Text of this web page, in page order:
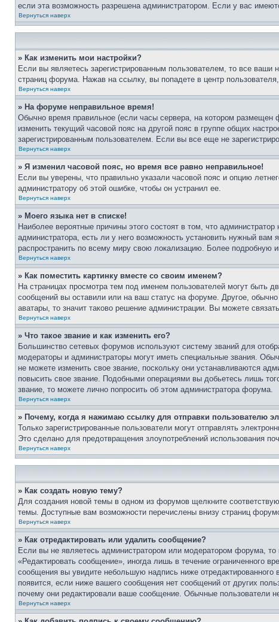
если эта возможность разрешена администратором. Если у вас
Вернуться наверх
» Как изменить мои настройки?
Если вы являетесь зарегистрированным пользователем, то все ваши
страниц форума. Нажав на ссылку, вы попадете в центр
Вернуться наверх
» На форуме неправильное время!
Обычно время правильное (если часы сервера, на котором
изменить текущий часовой пояс на другой пояс в группе общих
зарегистрированным пользователем. Если вы все еще не
Вернуться наверх
» Я изменил часовой пояс, но время все равно неправильное!
Если вы уверены, что правильно указали часовой пояс и опцию
администратору об этой ошибке, чтобы он устранил ее.
Вернуться наверх
» Моего языка нет в списке!
Наиболее вероятные причины этого состоят в том, что
администратора, есть ли у него возможность установить нужный вам
распространить по всему миру свою локализацию. Более подробную
Вернуться наверх
» Как поместить картинку вместе со своим именем?
На страницах просмотра тем под именем пользователей могут быть
сообщений вы оставили или на ваш статус на форуме. Другое,
аватары, то значит таково решение администрации. Вы можете
Вернуться наверх
» Что такое звание и как изменить его?
Большинство сетевых форумов используют систему званий для
модераторы и администраторы могут иметь специальные звания.
не можете изменить свое звание, поскольку они устанавливаются
повысить свое звание. Подобными операциями вы добьетесь лишь
звание, то можете лично попросить об этом администратора форума.
Вернуться наверх
» Почему, когда я нажимаю ссылку для отправки пользователю
Только зарегистрированные пользователи могут отправлять
Это сделано для предотвращения злоупотреблений использования
Вернуться наверх
» Как создать новую тему?
Для создания новой темы в одном из форумов щелкните
темы. Доступные вам возможности перечислены внизу страниц
Вернуться наверх
» Как отредактировать или удалить сообщение?
Если вы не являетесь администратором или модератором форума,
«Редактировать сообщение», иногда лишь в течение ограниченного
сообщения вы увидите небольшую надпись ниже
появится, если ниже вашего сообщения нет сообщений от других
почему они редактировали ваше сообщение. Обычные пользователи
Вернуться наверх